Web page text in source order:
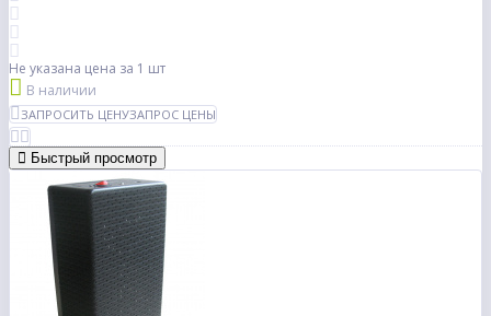
Не указана цена за 1 шт
В наличии
ЗАПРОСИТЬ ЦЕНУЗАПРОС ЦЕНЫ
Быстрый просмотр